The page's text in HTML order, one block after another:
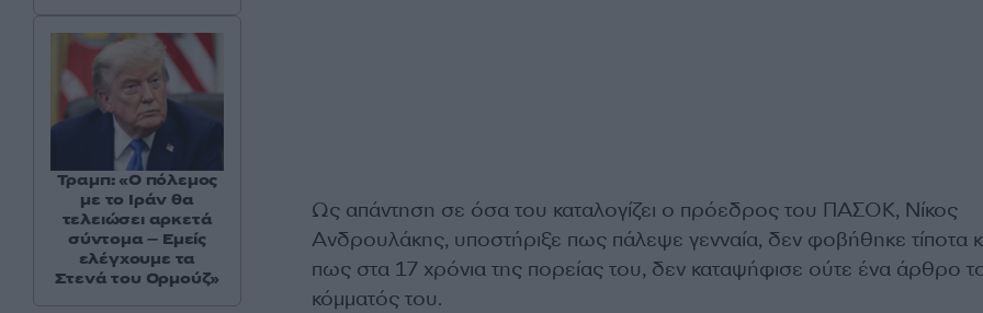
Ως απάντηση σε όσα του καταλογίζει ο πρόεδρος του ΠΑΣΟΚ, Νίκος
Ανδρουλάκης, υποστήριξε πως πάλεψε γενναία, δεν φοβήθηκε τίποτα
πως στα 17 χρόνια της πορείας του, δεν καταψήφισε ούτε ένα άρθρο
κόμματός του.
Τραμπ: «Ο πόλεμος
με το Ιράν θα
τελειώσει αρκετά
σύντομα – Εμείς
ελέγχουμε τα
Στενά του Ορμούζ»